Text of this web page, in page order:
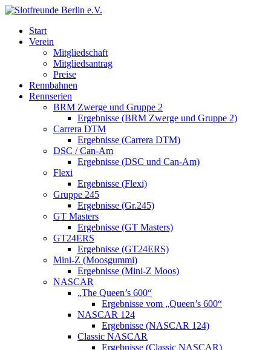
Start
Verein
Mitgliedschaft
Mitgliedsantrag
Preise
Rennbahnen
Rennserien
BRM Zwerge und Gruppe 2
Ergebnisse (BRM Zwerge und Gruppe 2)
Carrera DTM
Ergebnisse (Carrera DTM)
DSC / Can-Am
Ergebnisse (DSC und Can-Am)
Flexi
Ergebnisse (Flexi)
Gruppe 245
Ergebnisse (Gr.245)
GT Masters
Ergebnisse (GT Masters)
GT24ERS
Ergebnisse (GT24ERS)
Mini-Z (Moosgummi)
Ergebnisse (Mini-Z Moos)
NASCAR
„The Queen’s 600“
Ergebnisse vom „Queen’s 600“
NASCAR 124
Ergebnisse (NASCAR 124)
Classic NASCAR
Ergebnisse (Classic NASCAR)